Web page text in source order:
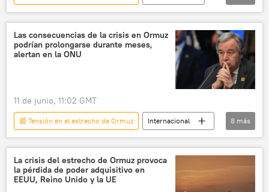
Estrecho de Ormuz
📰 Escalada entre EEUU, Israel e Irán
🌍 Oriente Medio
🛡️ Zonas de conflicto
Las consecuencias de la crisis en Ormuz
podrían prolongarse durante meses,
alertan en la ONU
11 de junio, 11:02 GMT
📰 Tensión en el estrecho de Ormuz
Internacional
Irán
EEUU
Israel
Antonio Guterres
ONU
🌍 Oriente Medio
🛡️ Zonas de conflicto
8 más
La crisis del estrecho de Ormuz provoca
la pérdida de poder adquisitivo en
EEUU, Reino Unido y la UE